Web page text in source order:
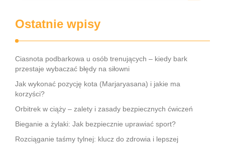
Ostatnie wpisy
Ciasnota podbarkowa u osób trenujących – kiedy bark
przestaje wybaczać błędy na siłowni
Jak wykonać pozycję kota (Marjaryasana) i jakie ma
korzyści?
Orbitrek w ciąży – zalety i zasady bezpiecznych ćwiczeń
Bieganie a żylaki: Jak bezpiecznie uprawiać sport?
Rozciąganie taśmy tylnej: klucz do zdrowia i lepszej